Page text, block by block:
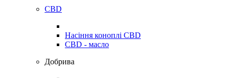
CBD
Насіння коноплі CBD
CBD - масло
Добрива